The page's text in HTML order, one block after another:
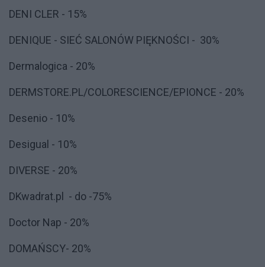
DENI CLER - 15%
DENIQUE - SIEĆ SALONÓW PIĘKNOŚCI - 30%
Dermalogica - 20%
DERMSTORE.PL/COLORESCIENCE/EPIONCE - 20%
Desenio - 10%
Desigual - 10%
DIVERSE - 20%
DKwadrat.pl - do -75%
Doctor Nap - 20%
DOMAŃSCY- 20%